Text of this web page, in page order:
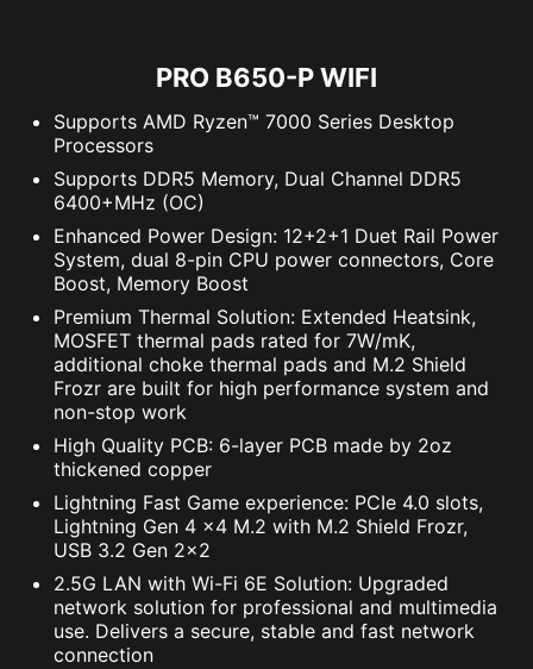
Supports 5V Addressable RGB devices.
Compatible with ARGB Gen2 / Gen1 devices.
*Gen2 device only supports 7 RGB themes
PRO B650-P WIFI
Supports AMD Ryzen™ 7000 Series Desktop
Processors
Supports DDR5 Memory, Dual Channel DDR5
6400+MHz (OC)
Enhanced Power Design: 12+2+1 Duet Rail Power
System, dual 8-pin CPU power connectors, Core
Boost, Memory Boost
Premium Thermal Solution: Extended Heatsink,
MOSFET thermal pads rated for 7W/mK,
additional choke thermal pads and M.2 Shield
Frozr are built for high performance system and
non-stop work
High Quality PCB: 6-layer PCB made by 2oz
thickened copper
Lightning Fast Game experience: PCIe 4.0 slots,
Lightning Gen 4 x4 M.2 with M.2 Shield Frozr,
USB 3.2 Gen 2x2
2.5G LAN with Wi-Fi 6E Solution: Upgraded
network solution for professional and multimedia
use. Delivers a secure, stable and fast network
connection